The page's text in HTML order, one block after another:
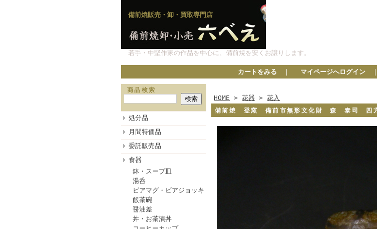
備前焼販売・卸・買取専門店
若手・中堅作家の作品を中心に、備前焼を安くお譲りします。
カートをみる ｜ マイページへログイン
商品検索
処分品
月間特価品
委託販売品
食器
鉢・スープ皿
湯呑
ビアマグ・ビアジョッキ
飯茶碗
醤油差
丼・お茶漬丼
HOME > 花器 > 花入
備前焼 登窯 備前市無形文化財 森 泰司 四方